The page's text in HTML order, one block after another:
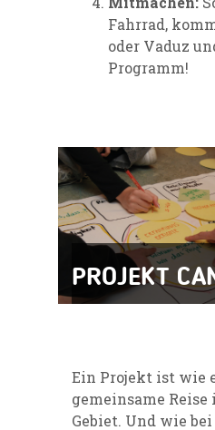
Fahrrad,
oder Vaduz
Programm!
PROJEKT
Ein Projekt ist wie
gemeinsame
Gebiet. Und wie